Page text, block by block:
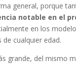
general, porque
notable en el
en los
cualquier edad.
grande, del mismo